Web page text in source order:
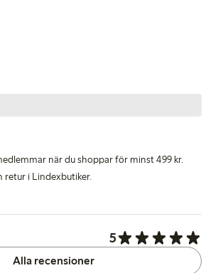
när du shoppar för minst 499 kr.
i Lindexbutiker.
5
Alla recensioner